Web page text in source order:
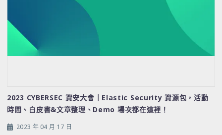
2023 CYBERSEC 資安大會｜Elastic Security 資源包，活動
時間、白皮書&文章整理、Demo 場次都在這裡！
2023 年 04 月 17 日